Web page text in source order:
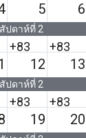
5 6
ปดาห์ที่ 2
+83
more
+83
more
12 13
ปดาห์ที่ 2
+83
more
+83
more
19 20